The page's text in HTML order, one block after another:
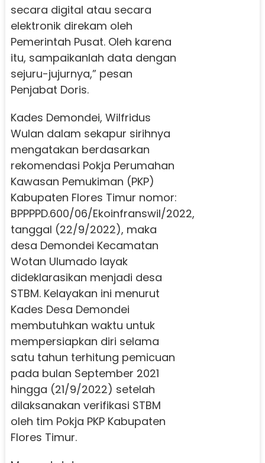
secara digital atau secara
elektronik direkam oleh
Pemerintah Pusat. Oleh karena
itu, sampaikanlah data dengan
sejuru-jujurnya,” pesan
Penjabat Doris.
Kades Demondei, Wilfridus
Wulan dalam sekapur sirihnya
mengatakan berdasarkan
rekomendasi Pokja Perumahan
Kawasan Pemukiman (PKP)
Kabupaten Flores Timur nomor:
BPPPPD.600/06/Ekoinfranswil/2022,
tanggal (22/9/2022), maka
desa Demondei Kecamatan
Wotan Ulumado layak
dideklarasikan menjadi desa
STBM. Kelayakan ini menurut
Kades Desa Demondei
membutuhkan waktu untuk
mempersiapkan diri selama
satu tahun terhitung pemicuan
pada bulan September 2021
hingga (21/9/2022) setelah
dilaksanakan verifikasi STBM
oleh tim Pokja PKP Kabupaten
Flores Timur.